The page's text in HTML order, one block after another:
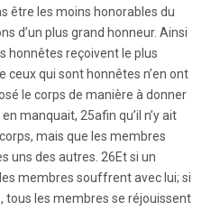
être les moins honorables du
d’un plus grand honneur. Ainsi
honnêtes reçoivent le plus
ceux qui sont honnêtes n’en ont
le corps de manière à donner
manquait, 25afin qu’il n’y ait
mais que les membres
uns des autres. 26Et si un
membres souffrent avec lui; si
tous les membres se réjouissent